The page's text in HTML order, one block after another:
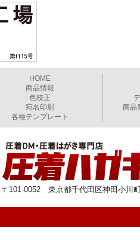
HOME
商品情報
色校正
宛名印刷
各種テンプレート
商品
〒101-0052 東京都千代田区神田小川